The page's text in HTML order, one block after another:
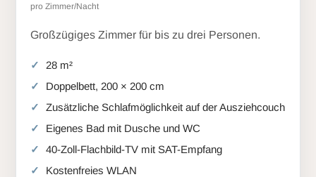
pro Zimmer/Nacht
Großzügiges Zimmer für bis zu drei Personen.
28 m²
Doppelbett, 200 × 200 cm
Zusätzliche Schlafmöglichkeit auf der Ausziehcouch
Eigenes Bad mit Dusche und WC
40-Zoll-Flachbild-TV mit SAT-Empfang
Kostenfreies WLAN